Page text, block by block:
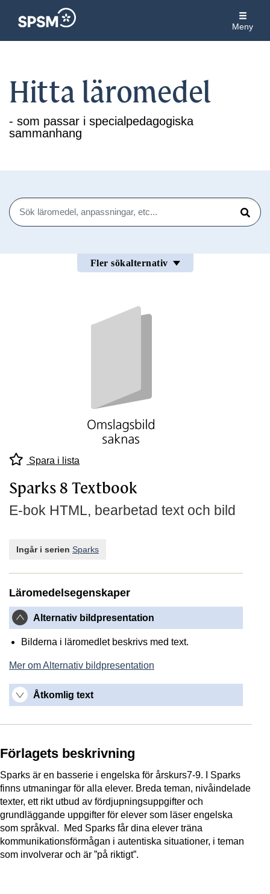
Meny
Hitta läromedel
- som passar i specialpedagogiska
sammanhang
Sök
Sök
Fler sökalternativ
Spara i lista
Sparks 8 Textbook
E-bok HTML, bearbetad text och bild
Ingår i serien Sparks
Läromedelsegenskaper
Alternativ bildpresentation
Bilderna i läromedlet beskrivs med text.
Mer om Alternativ bildpresentation
Åtkomlig text
Förlagets beskrivning
Sparks är en basserie i engelska för årskurs7-9. I Sparks
finns utmaningar för alla elever. Breda teman, nivåindelade
texter, ett rikt utbud av fördjupningsuppgifter och
grundläggande uppgifter för elever som läser engelska
som språkval. Med Sparks får dina elever träna
kommunikationsförmågan i autentiska situationer, i teman
som involverar och är ”på riktigt”.